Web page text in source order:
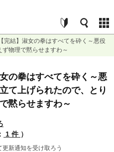
【完結】淑女の拳はすべてを砕く～悪役
物理で黙らせますわ～
の拳はすべてを砕く～悪
て上げられたので、とり
黙らせますわ～
1 件 ）
新通知を受け取ろう